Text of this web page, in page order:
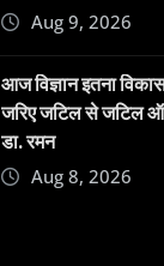
Aug 9, 2026
आज विज्ञान इतना
जरिए जटिल से जटिल
डा. रमन
Aug 8, 2026